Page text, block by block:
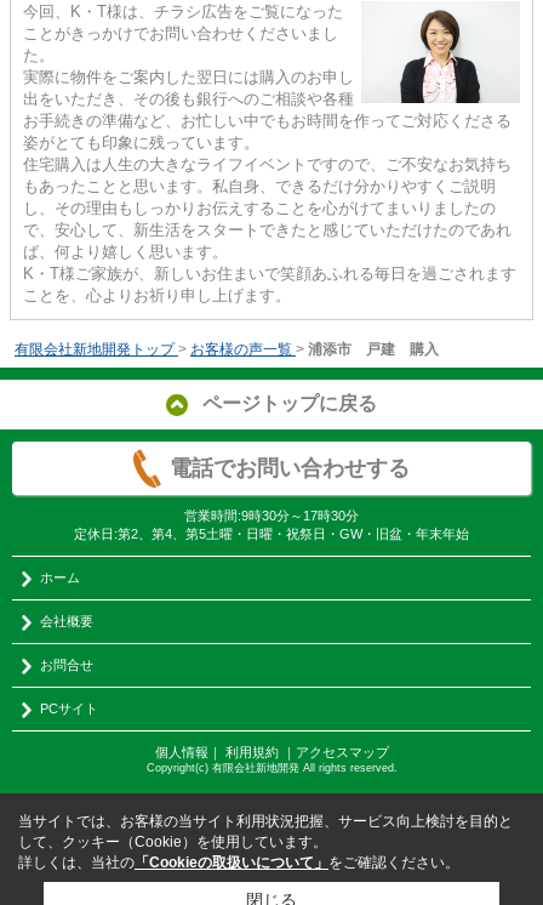
今回、K・T様は、チラシ広告をご覧になった
ことがきっかけでお問い合わせくださいまし
た。
実際に物件をご案内した翌日には購入のお申し
出をいただき、その後も銀行へのご相談や各種
お手続きの準備など、お忙しい中でもお時間を作ってご対応くださる
姿がとても印象に残っています。
住宅購入は人生の大きなライフイベントですので、ご不安なお気持ち
もあったことと思います。私自身、できるだけ分かりやすくご説明
し、その理由もしっかりお伝えすることを心がけてまいりましたの
で、安心して、新生活をスタートできたと感じていただけたのであれ
ば、何より嬉しく思います。
K・T様ご家族が、新しいお住まいで笑顔あふれる毎日を過ごされます
ことを、心よりお祈り申し上げます。
有限会社新地開発トップ > お客様の声一覧 > 浦添市 戸建 購入
ページトップに戻る
電話でお問い合わせする
営業時間:9時30分～17時30分
定休日:第2、第4、第5土曜・日曜・祝祭日・GW・旧盆・年末年始
ホーム
会社概要
お問合せ
PCサイト
個人情報 ｜ 利用規約｜ アクセスマップ
Copyright(c) 有限会社新地開発 All rights reserved.
当サイトでは、お客様の当サイト利用状況把握、サービス向上検討を目的と
して、クッキー（Cookie）を使用しています。
詳しくは、当社の 「Cookieの取扱いについて」 をご確認ください。
閉じる